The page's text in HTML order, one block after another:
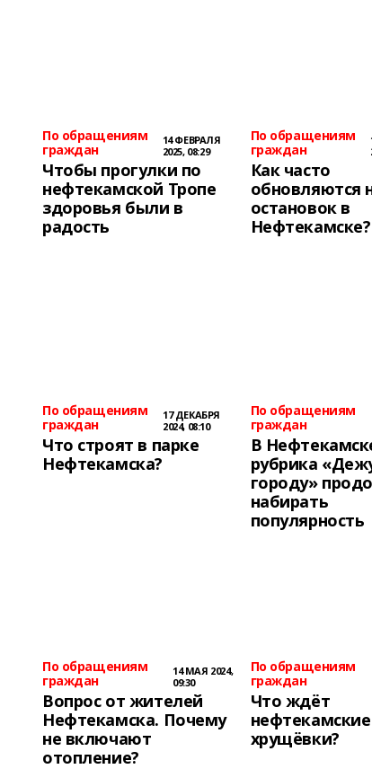
По обращениям
граждан
14 ФЕВРАЛЯ
2025, 08:29
Чтобы прогулки по
нефтекамской Тропе
здоровья были в
радость
По обращениям
граждан
Как часто
обновляются
остановок в
Нефтекамске?
По обращениям
граждан
17 ДЕКАБРЯ
2024, 08:10
Что строят в парке
Нефтекамска?
По обращениям
граждан
В
рубрика
городу»
набирать
популярность
По обращениям
граждан
14 МАЯ 2024,
09:30
Вопрос от жителей
Нефтекамска. Почему
не включают
отопление?
По обращениям
граждан
Что ждёт
нефтекамские
хрущёвки?